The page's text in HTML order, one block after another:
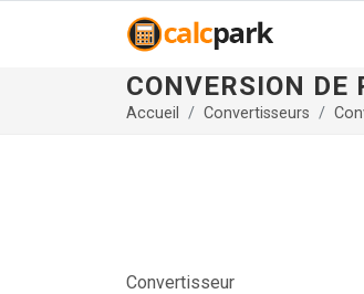
CONVERSION DE
Accueil Convertisseurs
Convertisseur